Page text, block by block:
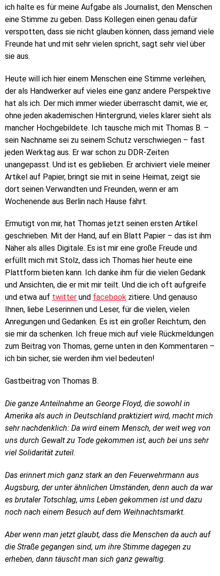
ich halte es für meine Aufgabe als Journalist, den Menschen
eine Stimme zu geben. Dass Kollegen einen genau dafür
verspotten, dass sie nicht glauben können, dass jemand viele
Freunde hat und mit sehr vielen spricht, sagt sehr viel über
sie aus.
Heute will ich hier einem Menschen eine Stimme verleihen,
der als Handwerker auf vieles eine ganz andere Perspektive
hat als ich. Der mich immer wieder überrascht damit, wie er,
ohne jeden akademischen Hintergrund, vieles klarer sieht als
mancher Hochgebildete. Ich tausche mich mit Thomas B. –
sein Nachname sei zu seinem Schutz verschwiegen – fast
jeden Werktag aus. Er war schon zu DDR-Zeiten
unangepasst. Und ist es geblieben. Er archiviert viele meiner
Artikel auf Papier, bringt sie mit in seine Heimat, zeigt sie
dort seinen Verwandten und Freunden, wenn er am
Wochenende aus Berlin nach Hause fährt.
Ermutigt von mir, hat Thomas jetzt seinen ersten Artikel
geschrieben. Mit der Hand, auf ein Blatt Papier – das ist ihm
Näher als alles Digitale. Es ist mir eine große Freude und
erfüllt mich mit Stolz, dass ich Thomas hier heute eine
Plattform bieten kann. Ich danke ihm für die vielen Gedank
und Ansichten, die er mit mir teilt. Und die ich oft aufgreife
und etwa auf twitter und facebook zitiere. Und genauso
Ihnen, liebe Leserinnen und Leser, für die vielen, vielen
Anregungen und Gedanken. Es ist ein großer Reichtum, den
sie mir da schenken. Ich freue mich auf viele Rückmeldungen
zum Beitrag von Thomas, gerne unten in den Kommentaren –
ich bin sicher, sie werden ihm viel bedeuten!
Gastbeitrag von Thomas B.
Die ganze Anteilnahme an George Floyd, die sowohl in
Amerika als auch in Deutschland praktiziert wird, macht mich
sehr nachdenklich: Da wird einem Mensch, der weit weg von
uns durch Gewalt zu Tode gekommen ist, auch bei uns sehr
viel Solidarität zuteil.
Das erinnert mich ganz stark an den Feuerwehrmann aus
Augsburg, der unter ähnlichen Umständen, denn auch da war
es brutaler Totschlag, ums Leben gekommen ist und dazu
noch nach einem Besuch auf dem Weihnachtsmarkt.
Aber wenn man jetzt glaubt, dass die Menschen da auch auf
die Straße gegangen sind, um ihre Stimme dagegen zu
erheben, dann täuscht man sich ganz gewaltig.